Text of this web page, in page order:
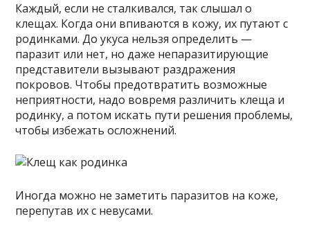
Каждый, если не сталкивался, так слышал о
клещах. Когда они впиваются в кожу, их путают с
родинками. До укуса нельзя определить —
паразит или нет, но даже непаразитирующие
представители вызывают раздражения
покровов. Чтобы предотвратить возможные
неприятности, надо вовремя различить клеща и
родинку, а потом искать пути решения проблемы,
чтобы избежать осложнений.
Иногда можно не заметить паразитов на коже,
перепутав их с невусами.